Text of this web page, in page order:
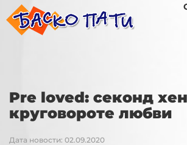
Pre loved: секонд
круговороте любви
Дата новости: 02.09.2020